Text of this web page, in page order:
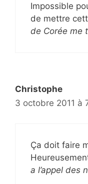
Impossible
de mettre
de Corée me
Christophe
3 octobre 2011 à
Ça doit faire
a l’appel des